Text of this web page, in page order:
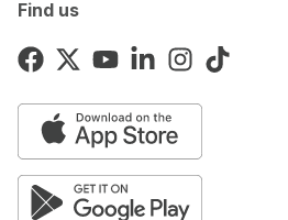
Find usPrema navodima vatrogasne
Više o...
GRČKA REGION
GAŠENJE POŽARA